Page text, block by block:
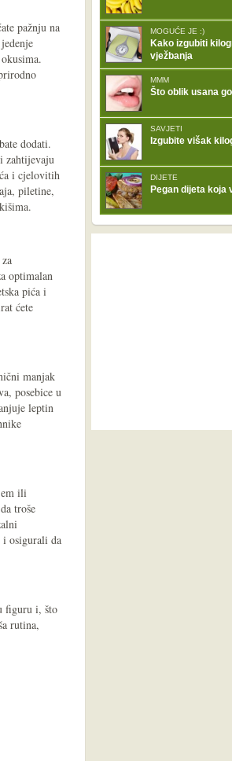
pažnju na
dodati.
zahtijevaju
i cjelovitih
piletine,
optimalan
pića i
ćete
manjak
posebice u
leptin
ili
troše
osigurali da
figuru i, što
rutina,
MOGUĆE JE :)
Kako izgubiti
vježbanja
MMM
Što oblik usana
SAVJETI
Izgubite višak
DIJETE
Pegan dijeta koja